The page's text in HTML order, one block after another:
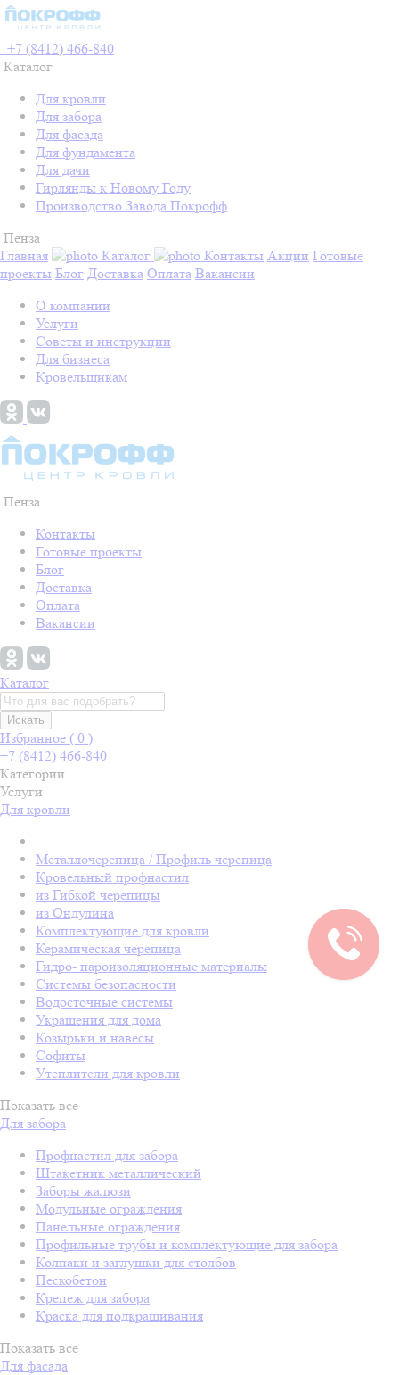
+7 (8412) 466-840
Каталог
Для кровли
Для забора
Для фасада
Для фундамента
Для дачи
Гирлянды к Новому Году
Производство Завода Покрофф
Пенза
Главная
Каталог Контакты Акции Готовые
проекты Блог Доставка Оплата Вакансии
О компании
Услуги
Советы и инструкции
Для бизнеса
Кровельщикам
Пенза
Контакты
Готовые проекты
Блог
Доставка
Оплата
Вакансии
Каталог
Искать
Избранное ( 0 )
+7 (8412) 466-840
Категории
Услуги
Для кровли
Металлочерепица / Профиль черепица
Кровельный профнастил
из Гибкой черепицы
из Ондулина
Комплектующие для кровли
Керамическая черепица
Гидро- пароизоляционные материалы
Системы безопасности
Водосточные системы
Украшения для дома
Козырьки и навесы
Софиты
Утеплители для кровли
Показать все
Для забора
Профнастил для забора
Штакетник металлический
Заборы жалюзи
Модульные ограждения
Панельные ограждения
Профильные трубы и комплектующие для забора
Колпаки и заглушки для столбов
Пескобетон
Крепеж для забора
Краска для подкрашивания
Показать все
Для фасада